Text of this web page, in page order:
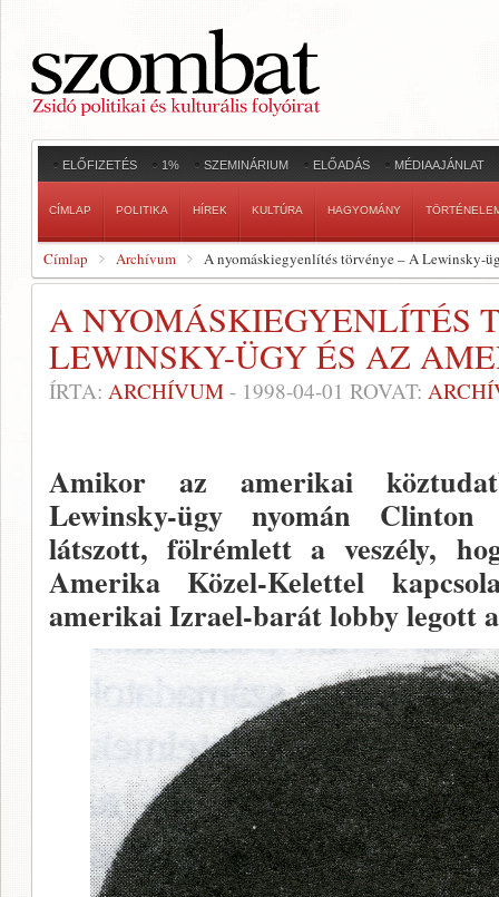
ELŐFIZETÉS 1% SZEMINÁRIUM ELŐADÁS MÉDIAAJÁNLAT
CÍMLAP POLITIKA HÍREK KULTÚRA HAGYOMÁNY
Címlap Archívum A nyomáskiegyenlítés törvénye – A Lewinsky-
A NYOMÁSKIEGYENLÍTÉS
LEWINSKY-ÜGY ÉS AZ
ÍRTA: ARCHÍVUM - 1998-04-01 ROVAT:
Amikor az amerikai
Lewinsky-ügy nyo­mán
látszott, fölrémlett a veszély,
Amerika Kö­zel-Kelettel
amerikai Izrael-barát lobby le­gott